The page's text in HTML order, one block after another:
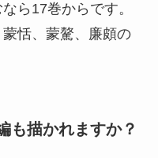
ら17巻からです。
恬、蒙驁、廉頗の
も描かれますか？